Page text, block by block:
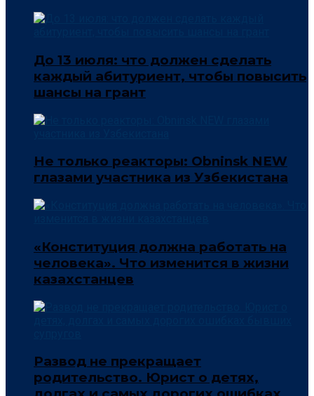
До 13 июля: что должен сделать
каждый абитуриент, чтобы повысить
шансы на грант
Не только реакторы: Obninsk NEW
глазами участника из Узбекистана
«Конституция должна работать на
человека». Что изменится в жизни
казахстанцев
Развод не прекращает
родительство. Юрист о детях,